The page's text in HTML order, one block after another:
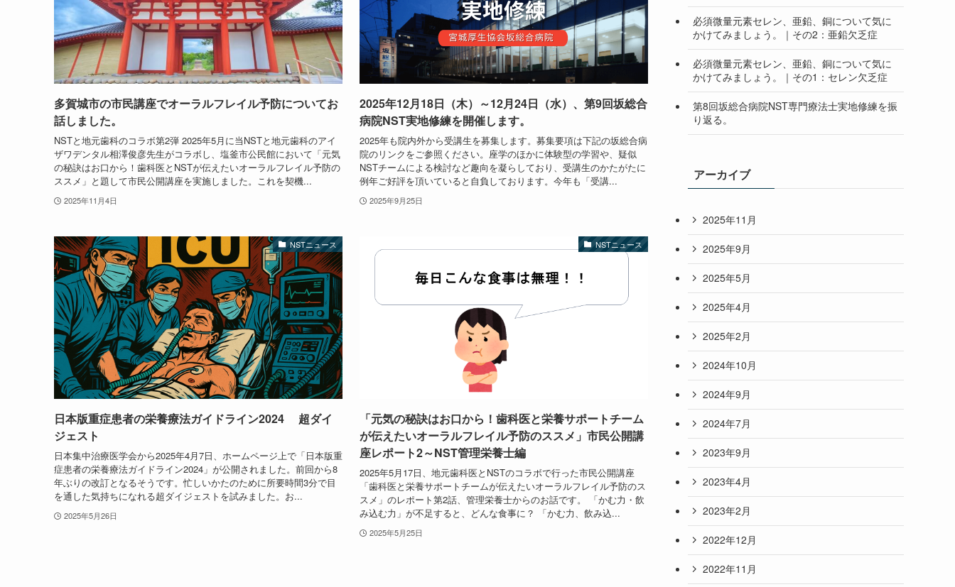
多賀城市の市民講座でオーラルフレイル予防についてお
話しました。
NSTと地元歯科のコラボ第2弾 2025年5月に当NSTと地元歯科のアイ
ザワデンタル相澤俊彦先生がコラボし、塩釜市公民館において「元気
の秘訣はお口から！歯科医とNSTが伝えたいオーラルフレイル予防の
ススメ」と題して市民公開講座を実施しました。これを契機...
2025年11月4日
2025年12月18日（木）～12月24日（水）、第9回坂総合
病院NST実地修練を開催します。
2025年も院内外から受講生を募集します。募集要項は下記の坂総合病
院のリンクをご参照ください。座学のほかに体験型の学習や、疑似
NSTチームによる検討など趣向を凝らしており、受講生のかたがたに
例年ご好評を頂いていると自負しております。今年も「受講...
2025年9月25日
NSTニュース
日本版重症患者の栄養療法ガイドライン2024 超ダイ
ジェスト
日本集中治療医学会から2025年4月7日、ホームページ上で「日本版重
症患者の栄養療法ガイドライン2024」が公開されました。前回から8
年ぶりの改訂となるそうです。忙しいかたのために所要時間3分で目
を通した気持ちになれる超ダイジェストを試みました。お...
2025年5月26日
NSTニュース
「元気の秘訣はお口から！歯科医と栄養サポートチーム
が伝えたいオーラルフレイル予防のススメ」市民公開講
座レポート2～NST管理栄養士編
2025年5月17日、地元歯科医とNSTのコラボで行った市民公開講座
「歯科医と栄養サポートチームが伝えたいオーラルフレイル予防のス
スメ」のレポート第2話、管理栄養士からのお話です。 「かむ力・飲
み込む力」が不足すると、どんな食事に？ 「かむ力、飲み込...
2025年5月25日
必須微量元素セレン、亜鉛、銅について気に
かけてみましょう。｜その2：亜鉛欠乏症
必須微量元素セレン、亜鉛、銅について気に
かけてみましょう。｜その1：セレン欠乏症
第8回坂総合病院NST専門療法士実地修練を振
り返る。
アーカイブ
2025年11月
2025年9月
2025年5月
2025年4月
2025年2月
2024年10月
2024年9月
2024年7月
2023年9月
2023年4月
2023年2月
2022年12月
2022年11月